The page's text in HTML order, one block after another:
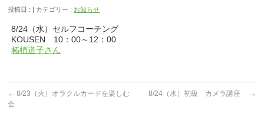
投稿日 : | カテゴリー : お知らせ
8/24（水）セルフコーチング
KOUSEN 10：00～12：00
柘植道子さん
← 8/23（火）オラクルカードを楽しむ
会
8/24（水）初級 カメラ講座 →